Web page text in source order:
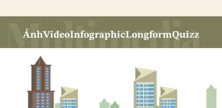
ẢnhVideoInfographicLongformQuizz